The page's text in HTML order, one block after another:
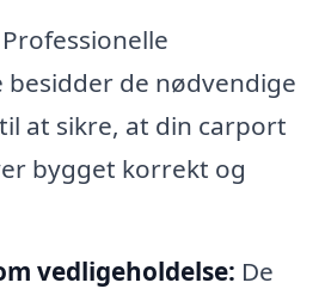
Professionelle
de nødvendige
at sikre, at din carport
bygget korrekt og
vedligeholdelse: De